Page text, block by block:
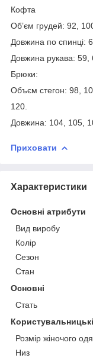
Кофта
Обʼєм грудей: 92,
Довжина по спинці:
Довжина рукава: 59,
Брюки:
Объєм стегон: 98,
120.
Довжина: 104, 105,
Приховати
Характеристики
Основні атрибути
Вид виробу
Колір
Сезон
Стан
Основні
Стать
Розмір жіночого
Низ